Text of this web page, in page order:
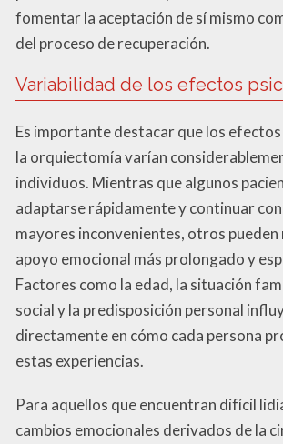
fomentar la aceptación de sí mismo
del proceso de recuperación.
Variabilidad de los efectos
Es importante destacar que los
la orquiectomía varían
individuos. Mientras que algunos
adaptarse rápidamente y continuar con
mayores inconvenientes, otros pueden
apoyo emocional más prolongado y
Factores como la edad, la situación
social y la predisposición personal
directamente en cómo cada persona
estas experiencias.
Para aquellos que encuentran difícil
cambios emocionales derivados de la